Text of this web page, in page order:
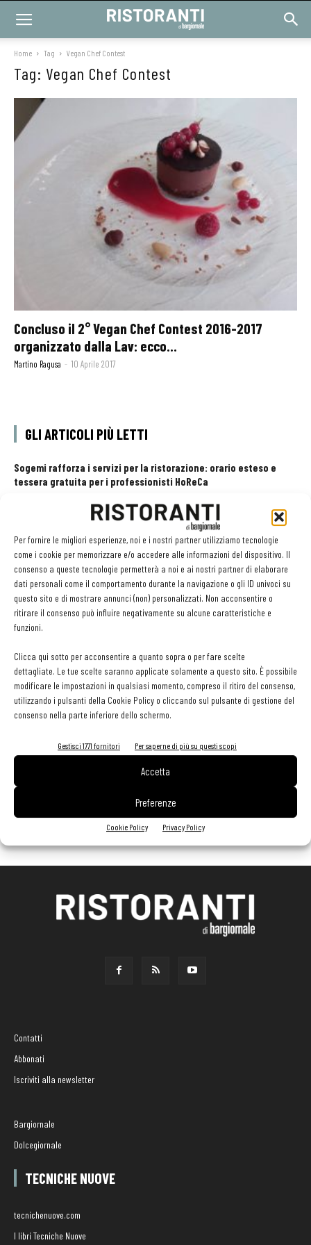
Per fornire le migliori esperienze, noi e i nostri partner utilizziamo tecnologie
come i cookie per memorizzare e/o accedere alle informazioni del dispositivo. Il
consenso a queste tecnologie permetterà a noi e ai nostri partner di elaborare
dati personali come il comportamento durante la navigazione o gli ID univoci su
questo sito e di mostrare annunci (non) personalizzati. Non acconsentire o
ritirare il consenso può influire negativamente su alcune caratteristiche e
funzioni.
Clicca qui sotto per acconsentire a quanto sopra o per fare scelte
dettagliate. Le tue scelte saranno applicate solamente a questo sito. È possibile
modificare le impostazioni in qualsiasi momento, compreso il ritiro del consenso,
utilizzando i pulsanti della Cookie Policy o cliccando sul pulsante di gestione del
consenso nella parte inferiore dello schermo.
Gestisci 1771 fornitori Per saperne di più su questi scopi
Accetta
Preferenze
Cookie Policy Privacy Policy
Home Tag Vegan Chef Contest
Tag: Vegan Chef Contest
Concluso il 2° Vegan Chef Contest 2016-2017
organizzato dalla Lav: ecco...
Martino Ragusa - 10 Aprile 2017
GLI ARTICOLI PIÙ LETTI
Sogemi rafforza i servizi per la ristorazione: orario esteso e
tessera gratuita per i professionisti HoReCa
Aperti per ferie. Buoni indirizzi da Nord a Sud per godersi le
vacanze (o da scorprire se si è in vacanza)
31 Luglio 2026
Recensioni online, Fipe e le associazioni del turismo chiedono
modifiche alle Linee Guida dell’Antitrust
20 Luglio 2026
Contatti
Abbonati
Iscriviti alla newsletter
Bargiornale
Dolcegiornale
TECNICHE NUOVE
tecnichenuove.com
I libri Tecniche Nuove